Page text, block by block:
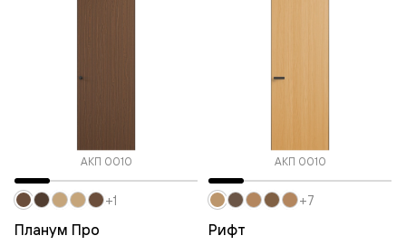
АКП 0010
Планум Про
+1
АКП 0010
Рифт
+7